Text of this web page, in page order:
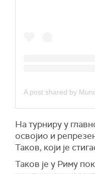
На турниру у
освојио и
Таков, који је
Таков је у Риму